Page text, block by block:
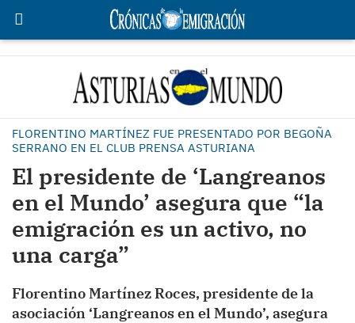
FLORENTINO MARTÍNEZ FUE PRESENTADO POR BEGOÑA
SERRANO EN EL CLUB PRENSA ASTURIANA
El presidente de ‘Langreanos
en el Mundo’ asegura que “la
emigración es un activo, no
una carga”
Florentino Martínez Roces, presidente de la
asociación ‘Langreanos en el Mundo’, asegura